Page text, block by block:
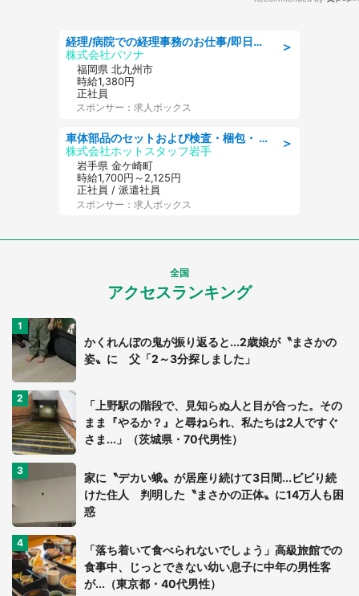
＞
経理/病院での経理事務のお仕事/即日勤務可/車通勤可/経理/一般事務
株式会社パソナ
福岡県 北九州市
時給1,380円
正社員
スポンサー：求人ボックス
＞
車体部品のセットおよび検査・梱包・ 月収32万可!自動車部品の組付け・検査 家賃補助あり 長期安定/日払いOK
株式会社ホットスタッフ岩手
岩手県 金ケ崎町
時給1,700円～2,125円
正社員 / 派遣社員
スポンサー：求人ボックス
全国
アクセスランキング
かくれんぼの鬼が振り返ると...2歳娘が〝まさかの
姿〟に 父「2～3分探しました」
「上野駅の階段で、見知らぬ人と目が合った。その
まま『やるか？』と尋ねられ、私たちは2人ですぐ
さま...」（茨城県・70代男性）
家に〝デカい蛾〟が居座り続けて3日間...ビビり続
けた住人 判明した〝まさかの正体〟に14万人も困
惑
「落ち着いて食べられないでしょう」高級旅館での
食事中、じっとできない幼い息子に中年の男性客
が...（東京都・40代男性）